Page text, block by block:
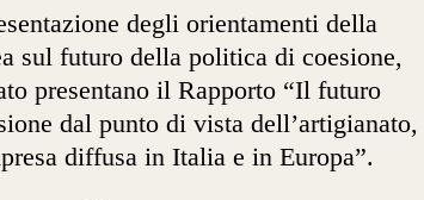
degli orientamenti della
sul futuro della politica di coesione,
presentano il Rapporto “Il futuro
dal punto di vista dell’artigianato,
diffusa in Italia e in Europa”.